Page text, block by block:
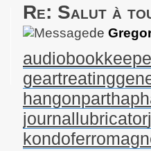
Re: Salut à
de
geartreating
hangonpart
journallubricator